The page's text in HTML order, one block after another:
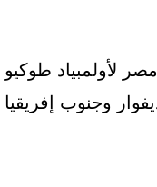
وجنوب إفريقيا